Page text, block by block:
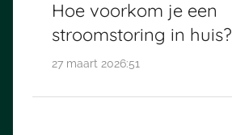
Hoe voorkom je een
stroomstoring in huis?
27 maart 2026:51